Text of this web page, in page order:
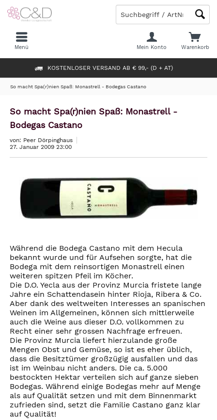
KOSTENLOSER VERSAND AB € 99,- (D + AT)
Warenkorb
Mein Konto
Menü
So macht Spa(r)nien Spaß: Monastrell - Bodegas Castano
So macht Spa(r)nien Spaß: Monastrell -
Bodegas Castano
von: Peer Dörpinghaus
27. Januar 2009 23:00
Während die Bodega Castano mit dem Hecula
bekannt wurde und für Aufsehen sorgte, hat die
Bodega mit dem reinsortigen Monastrell einen
weiteren spitzen Pfeil im Köcher.
Die D.O. Yecla aus der Provinz Murcia fristete lange
Jahre ein Schattendasein hinter Rioja, Ribera & Co.
Aber dank des weltweiten Interesses an spanischen
Weinen im Allgemeinen, können sich mittlerweile
auch die Weine aus dieser D.O. vollkommen zu
Recht einer sehr grossen Nachfrage erfreuen.
Die Provinz Murcia liefert hierzulande große
Mengen Obst und Gemüse, so ist es eher üblich,
dass die Besitztümer großzügig ausfallen und das
ist im Weinbau nicht anders. Die ca. 5.000
bestockten Hektar verteilen sich auf ganze sieben
Bodegas. Während einige Bodegas mehr auf Menge
als auf Qualität setzen und mit dem Binnenmarkt
zufrieden sind, setzt die Familie Castano ganz klar
auf Qualität!